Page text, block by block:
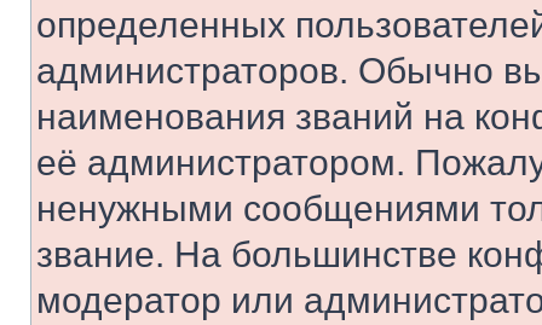
определенных
администраторов. Обычно
наименования званий на
её администратором.
ненужными сообщениями
звание. На большинстве
модератор или